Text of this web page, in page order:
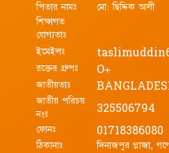
পিতার নামঃ
মো: ছিদ্দিক আলী
শিক্ষাগত
যোগ্যতাঃ
ইমেইলঃ
রক্তের গ্রুপঃ
O+
জাতীয়তাঃ
জাতীয় পরিচয়
নংঃ
325506794
ফোনঃ
01718386080
ঠিকানাঃ
দিনাজপুর প্লাজা,